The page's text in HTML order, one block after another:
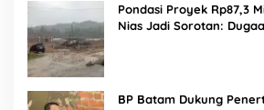
Pondasi Proyek Rp87,3
Nias Jadi Sorotan:
BP Batam Dukung